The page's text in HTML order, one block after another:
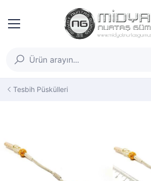
Tesbih Püskülleri